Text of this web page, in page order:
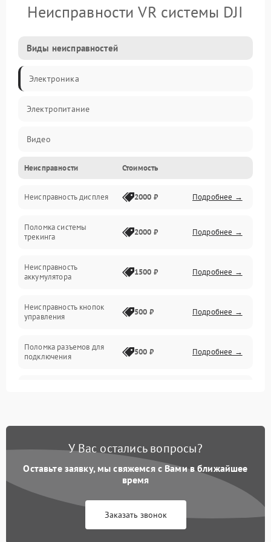
Неисправности VR системы DJI
Виды неисправностей
Электроника
Электропитание
Видео
ПО
Сенсоры
Механические повреждения
Неисправности Стоимость
Неисправность дисплея 2000 ₽ Подробнее →
Поломка системы
трекинга
2000 ₽ Подробнее →
Неисправность
аккумулятора
1500 ₽ Подробнее →
Неисправность кнопок
управления
500 ₽ Подробнее →
Поломка разъемов для
подключения
500 ₽ Подробнее →
Повреждение проводов 500 ₽ Подробнее →
Неисправность системы
защиты от перегрузок
1000 ₽
Поломка системы
автоматического
У Вас остались вопросы?
Оставьте заявку, мы свяжемся с Вами в ближайшее
время
Заказать звонок